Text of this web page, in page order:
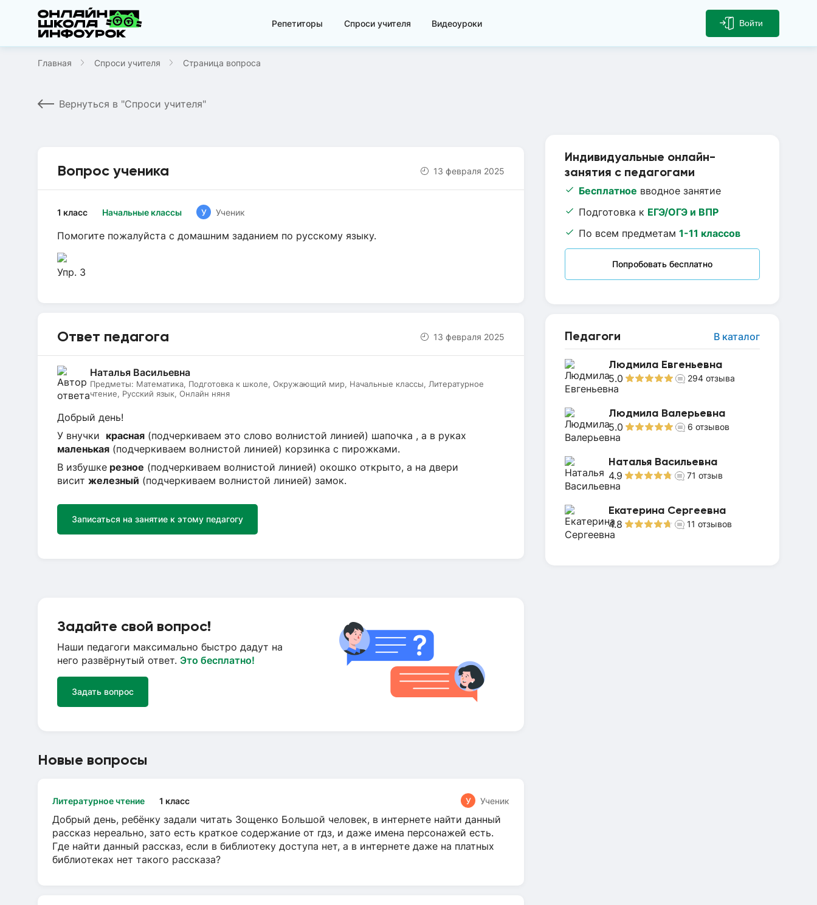
Репетиторы Спроси учителя Видеоуроки Войти
Главная Спроси учителя Страница вопроса
Вернуться в "Спроси учителя"
Индивидуальные онлайн-
занятия с педагогами
Бесплатное вводное занятие
Подготовка к ЕГЭ/ОГЭ и ВПР
По всем предметам 1-11 классов
Попробовать бесплатно
Педагоги В каталог
Людмила Евгеньевна
5.0 294 отзыва
Людмила Валерьевна
5.0 6 отзывов
Наталья Васильевна
4.9 71 отзыв
Екатерина Сергеевна
4.8 11 отзывов
Вопрос ученика 13 февраля 2025
Начальные классы
1 класс У Ученик
Помогите пожалуйста с домашним заданием по русскому языку.
Упр. 3
Ответ педагога 13 февраля 2025
Наталья Васильевна
Предметы: Математика, Подготовка к школе, Окружающий мир, Начальные классы, Литературное
чтение, Русский язык, Онлайн няня
Добрый день!
У внучки красная (подчеркиваем это слово волнистой линией) шапочка , а в руках
маленькая (подчеркиваем волнистой линией) корзинка с пирожками.
В избушке резное (подчеркиваем волнистой линией) окошко открыто, а на двери
висит железный (подчеркиваем волнистой линией) замок.
Записаться на занятие к этому педагогу
Задайте свой вопрос!
Наши педагоги максимально быстро дадут на
него развёрнутый ответ. Это бесплатно!
Задать вопрос
Новые вопросы
Литературное чтение 1 класс У Ученик
Добрый день, ребёнку задали читать Зощенко Большой человек, в интернете найти данный
рассказ нереально, зато есть краткое содержание от гдз, и даже имена персонажей есть.
Где найти данный рассказ, если в библиотеку доступа нет, а в интернете даже на платных
библиотеках нет такого рассказа?